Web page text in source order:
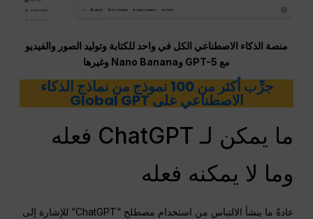
منصة الذكاء الاصطناعي الكل في واحد للكتابة وتوليد الصور والفيديو
مع GPT-5 وNano Banana وغيرها
جرِّب أكثر من 100 نموذج من نماذج الذكاء
الاصطناعي على Global GPT
ما يمكن لـ ChatGPT فعله
وما لا يمكنه فعله
عادةً ما ينشأ الالتباس من استخدام مصطلح “ChatGPT” للإشارة إلى